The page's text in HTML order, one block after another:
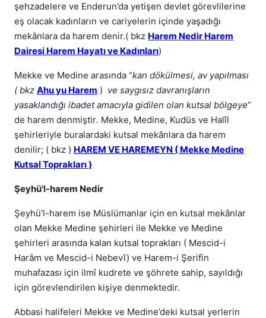
şehzadelere ve Enderun’da yetişen devlet görevlilerine
eş olacak kadınların ve cariyelerin içinde yaşadığı
mekânlara da harem denir.( bkz Harem Nedir Harem
Dairesi Harem Hayatı ve Kadınları)
Mekke ve Medine arasında “kan dökülmesi, av yapılması
( bkz Ahu yu Harem ) ve saygısız davranışların
yasaklandığı ibadet amacıyla gidilen olan kutsal bölgeye”
de harem denmiştir. Mekke, Medine, Kudüs ve Halîl
şehirleriyle buralardaki kutsal mekânlara da harem
denilir; ( bkz ) HAREM VE HAREMEYN ( Mekke Medine
Kutsal Toprakları )
Şeyhü'l-harem Nedir
Şeyhü'l-harem ise Müslümanlar için en kutsal mekânlar
olan Mekke Medine şehirleri ile Mekke ve Medine
şehirleri arasında kalan kutsal toprakları ( Mescid-i
Harâm ve Mescid-i Nebevî) ve Harem-i Şerifin
muhafazası için ilmî kudrete ve şöhrete sahip, sayıldığı
için görevlendirilen kişiye denmektedir.
Abbasi halifeleri Mekke ve Medine’deki kutsal yerlerin